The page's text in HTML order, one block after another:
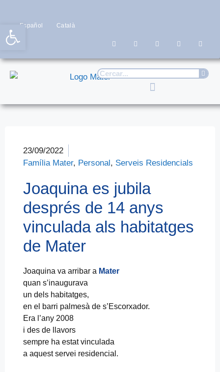
Español Català
23/09/2022
Família Mater, Personal, Serveis Residencials
Joaquina es jubila
després de 14 anys
vinculada als habitatges
de Mater
Joaquina va arribar a Mater
quan s’inaugurava
un dels habitatges,
en el barri palmesà de s’Escorxador.
Era l’any 2008
i des de llavors
sempre ha estat vinculada
a aquest servei residencial.
Obre la barra d'eines